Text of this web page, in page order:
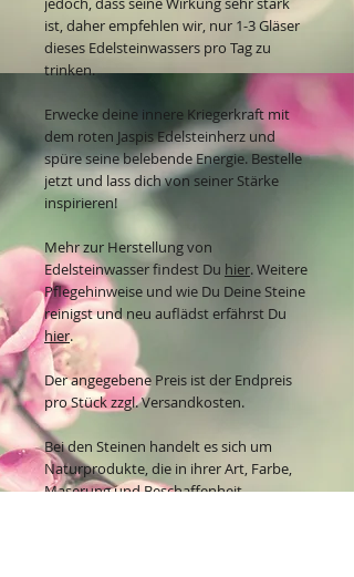
ist, daher empfehlen wir, nur 1-3 Gläser
dieses Edelsteinwassers pro Tag zu
trinken.
Erwecke deine innere Kriegerkraft mit
dem roten Jaspis Edelsteinherz und
spüre seine belebende Energie. Bestelle
jetzt und lass dich von seiner Stärke
inspirieren!
Mehr zur Herstellung von
Edelsteinwasser findest Du hier. Weitere
Pflegehinweise und wie Du Deine Steine
reinigst und neu auflädst erfährst Du
hier.
Der angegebene Preis ist der Endpreis
pro Stück zzgl. Versandkosten.
Bei den Steinen handelt es sich um
Naturprodukte, die in ihrer Art, Farbe,
Maserung und Beschaffenheit